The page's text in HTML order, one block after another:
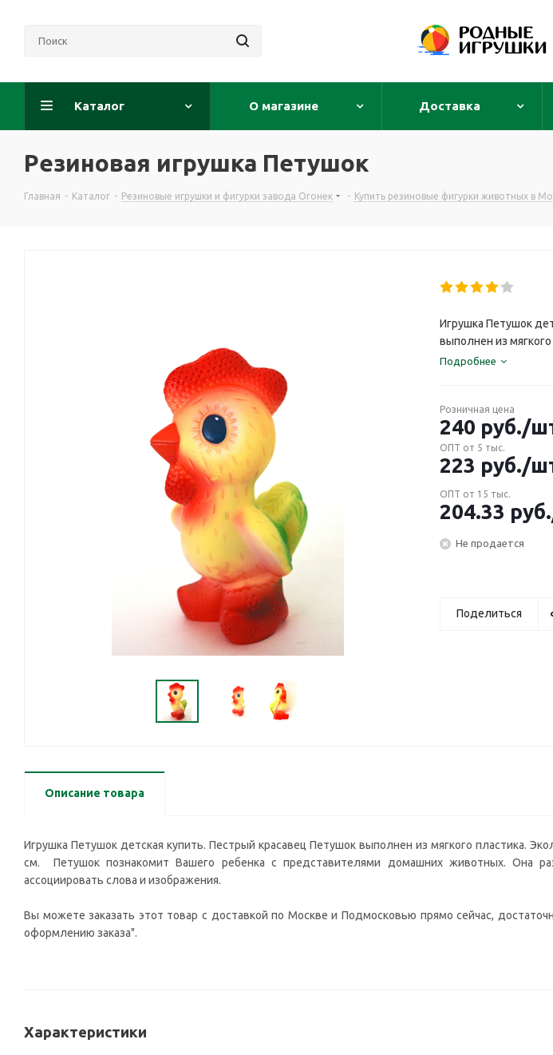
Каталог О магазине Доставка
Резиновая игрушка Петушок
Главная - Каталог - Резиновые игрушки и фигурки завода Огонек - Купить резиновые фигурки животных в
Игрушка Петушок
выполнен из мягкого
Подробнее
Розничная цена
240 руб./
ОПТ от 5 тыс.
223 руб./
ОПТ от 15 тыс.
204.33 руб.
Не продается
Поделиться
Описание товара
Игрушка Петушок детская купить. Пестрый красавец Петушок выполнен из мягкого пластика.
см. Петушок познакомит Вашего ребенка с представителями домашних животных. Она
ассоциировать слова и изображения.
Вы можете заказать этот товар с доставкой по Москве и Подмосковью прямо сейчас,
оформлению заказа".
Характеристики